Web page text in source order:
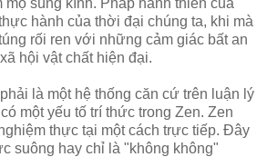
hành của thời đại chúng ta, khi mà
rối ren với những cảm giác bất an
hội vật chất hiện đại.
là một hệ thống căn cứ trên luận lý
một yếu tố trí thức trong Zen. Zen
thực tại một cách trực tiếp. Ðây
suông hay chỉ là "không không"